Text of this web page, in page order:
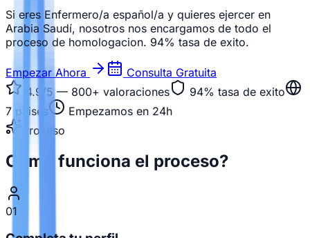
Si eres Enfermero/a español/a y quieres ejercer en
Arabia Saudí, nosotros nos encargamos de todo el
proceso de homologacion. 94% tasa de exito.
Empezar Ahora
Consulta Gratuita
4.9/5 — 800+ valoraciones 94% tasa de exito
7 paises
Empezamos en 24h
Proceso
Como funciona el proceso?
01